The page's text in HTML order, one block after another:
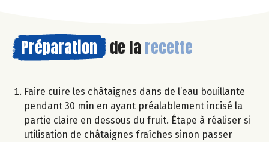
Préparation de la recette
Faire cuire les châtaignes dans de l’eau bouillante
pendant 30 min en ayant préalablement incisé la
partie claire en dessous du fruit. Étape à réaliser si
utilisation de châtaignes fraîches sinon passer